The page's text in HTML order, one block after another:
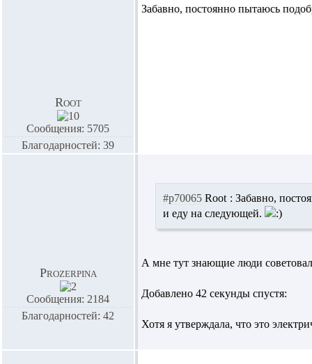
Root
Сообщения: 5705
Благодарностей: 39
Забавно, постоянно пытаюсь
Prozerpina
Сообщения: 2184
Благодарностей: 42
#p70065 Root : Забавно,
и еду на следующей.
А мне тут знающие люди
Добавлено 42 секунды спустя:
Хотя я утверждала, что это